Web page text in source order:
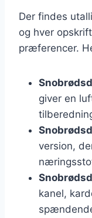
Der findes
og hver
præferencer.
giver en
version,
kanel,